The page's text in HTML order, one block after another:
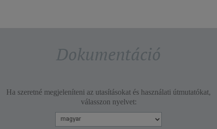
Dokumentáció
Ha szeretné megjeleníteni az utasításokat és használati útmutatókat,
válasszon nyelvet: